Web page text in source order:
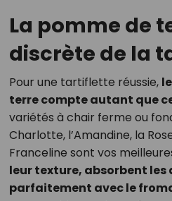
La pomme de
discrète de la
Pour une tartiflette réussie,
terre compte autant que
variétés à chair ferme ou
Charlotte, l’Amandine, la
Franceline sont vos
leur texture, absorbent les
parfaitement avec le